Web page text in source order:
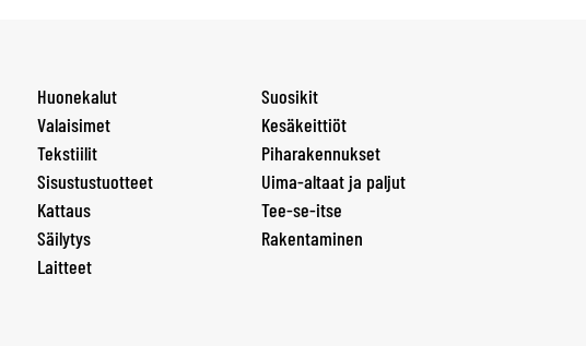
Huonekalut
Valaisimet
Tekstiilit
Sisustustuotteet
Kattaus
Säilytys
Laitteet
Suosikit
Kesäkeittiöt
Piharakennukset
Uima-altaat ja paljut
Tee-se-itse
Rakentaminen